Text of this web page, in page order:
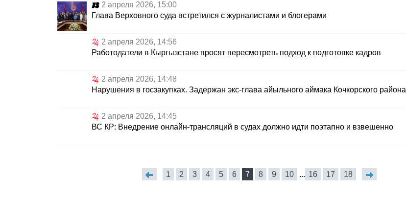
2 апреля 2026, 15:00
Глава Верховного суда встретился с журналистами и блогерами
2 апреля 2026, 14:56
Работодатели в Кыргызстане просят пересмотреть подход к подготовке кадров
2 апреля 2026, 14:48
Нарушения в госзакупках. Задержан экс-глава айыльного аймака Кочкорского района
2 апреля 2026, 14:45
ВС КР: Внедрение онлайн-трансляций в судах должно идти поэтапно и взвешенно
1 2 3 4 5 6 7 8 9 10 ... 16 17 18